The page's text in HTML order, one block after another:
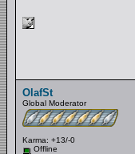
OlafSt
Global Moderator
Karma: +13/-0
Offline